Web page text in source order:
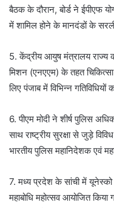
बैठक के दौरान, बोर्ड ने ईपीएफ
में शामिल होने के मानदंडों के
5. केंद्रीय आयुष मंत्रालय राज्य
मिशन (एनएएम) के तहत
लिए पंजाब में विभिन्न
6. पीएम मोदी ने शीर्ष पुलिस
साथ राष्ट्रीय सुरक्षा से जुड़े
भारतीय पुलिस महानिदेशक एवं
7. मध्य प्रदेश के सांची में यूनेस्को
महाबोधि महोत्सव आयोजित